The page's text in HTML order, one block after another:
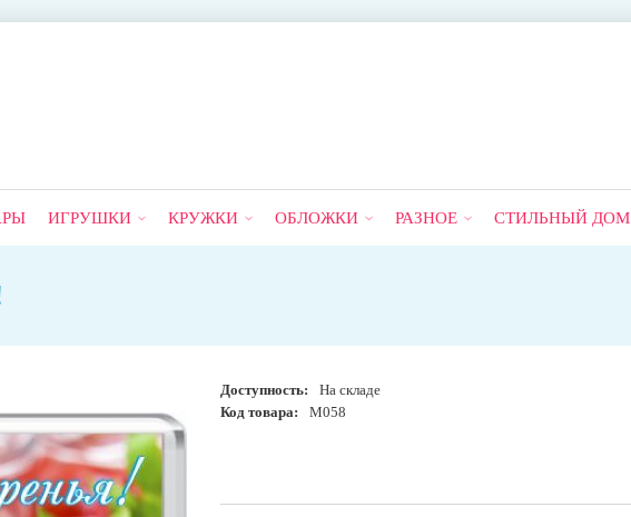
ИГРУШКИ КРУЖКИ ОБЛОЖКИ РАЗНОЕ СТИЛЬНЫЙ ДОМ
Доступность:
На складе
Код товара:
М058